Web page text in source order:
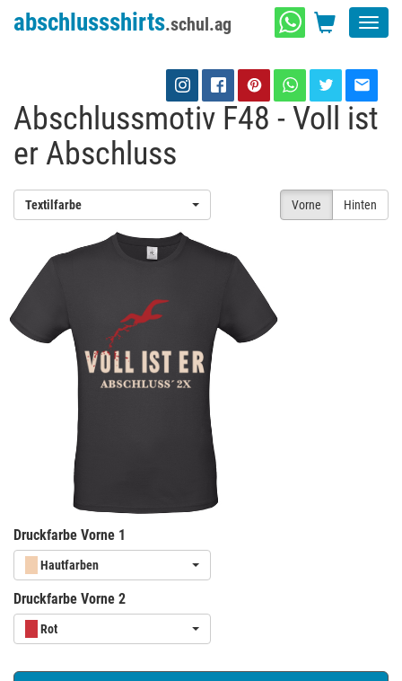
abschlussshirts.schul.ag
Abschlussmotiv F48 - Voll ist
er Abschluss
Vorne Hinten
Textilfarbe
Druckfarbe Vorne 1
Hautfarben
Druckfarbe Vorne 2
Rot